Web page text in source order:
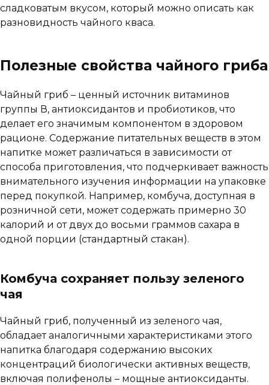
сладковатым вкусом, который можно описать как
разновидность чайного кваса.
Полезные свойства чайного гриба
Чайный гриб – ценный источник витаминов
группы В, антиоксидантов и пробиотиков, что
делает его значимым компонентом в здоровом
рационе. Содержание питательных веществ в этом
напитке может различаться в зависимости от
способа приготовления, что подчеркивает важность
внимательного изучения информации на упаковке
перед покупкой. Например, комбуча, доступная в
розничной сети, может содержать примерно 30
калорий и от двух до восьми граммов сахара в
одной порции (стандартный стакан).
Комбуча сохраняет пользу зеленого
чая
Чайный гриб, полученный из зеленого чая,
обладает аналогичными характеристиками этого
напитка благодаря содержанию высоких
концентраций биологически активных веществ,
включая полифенолы – мощные антиоксиданты.